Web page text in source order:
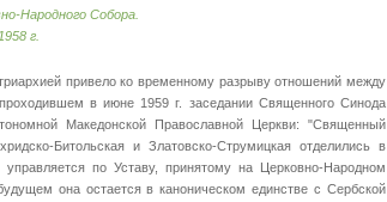
Народного Собора.
г.
привело ко временному разрыву отношений между
в июне 1959 г. заседании Священного Синода
Македонской Православной Церкви: "Священный
Битольская и Златовско-Струмицкая отделились в
по Уставу, принятому на Церковно-Народном
она остается в каноническом единстве с Сербской